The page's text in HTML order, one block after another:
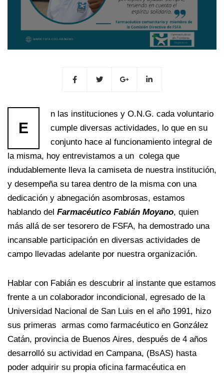
E
n las instituciones y O.N.G. cada voluntario
cumple diversas actividades, lo que en su
conjunto hace al funcionamiento integral de
la misma, hoy entrevistamos a un colega que
indudablemente lleva la camiseta de nuestra institución,
y desempeña su tarea dentro de la misma con una
dedicación y abnegación asombrosas, estamos
hablando del Farmacéutico Fabián Moyano, quien
más allá de ser tesorero de FSFA, ha demostrado una
incansable participación en diversas actividades de
campo llevadas adelante por nuestra organización.
Hablar con Fabián es descubrir al instante que estamos
frente a un colaborador incondicional, egresado de la
Universidad Nacional de San Luis en el año 1991, hizo
sus primeras armas como farmacéutico en González
Catán, provincia de Buenos Aires, después de 4 años
desarrolló su actividad en Campana, (BsAS) hasta
poder adquirir su propia oficina farmacéutica en